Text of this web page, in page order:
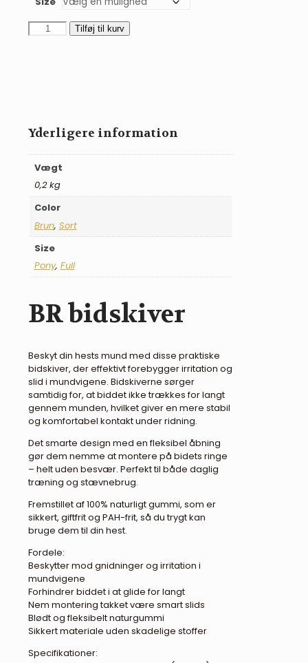
Tilføj til kurv
Yderligere information
Vægt
0,2 kg
Color
Brun, Sort
Size
Pony, Full
BR bidskiver
Beskyt din hests mund med disse praktiske
bidskiver, der effektivt forebygger irritation og
slid i mundvigene. Bidskiverne sørger
samtidig for, at biddet ikke trækkes for langt
gennem munden, hvilket giver en mere stabil
og komfortabel kontakt under ridning.
Det smarte design med en fleksibel åbning
gør dem nemme at montere på bidets ringe
– helt uden besvær. Perfekt til både daglig
træning og stævnebrug.
Fremstillet af 100% naturligt gummi, som er
sikkert, giftfrit og PAH-frit, så du trygt kan
bruge dem til din hest.
Fordele:
Beskytter mod gnidninger og irritation i
mundvigene
Forhindrer biddet i at glide for langt
Nem montering takket være smart slids
Blødt og fleksibelt naturgummi
Sikkert materiale uden skadelige stoffer
Specifikationer: